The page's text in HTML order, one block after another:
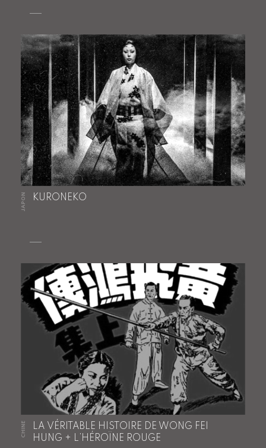
JAPON KURONEKO
CHINE
LA VÉRITABLE HISTOIRE DE WONG FEI
HUNG + L’HÉROÏNE ROUGE